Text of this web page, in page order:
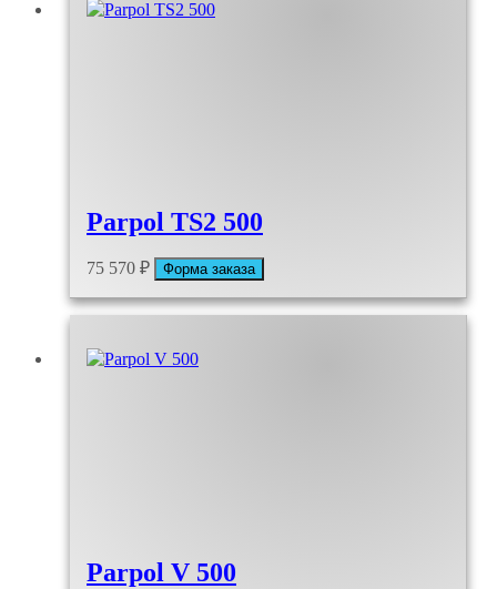
Parpol TS2 500
75 570 ₽ Форма заказа
Parpol V 500